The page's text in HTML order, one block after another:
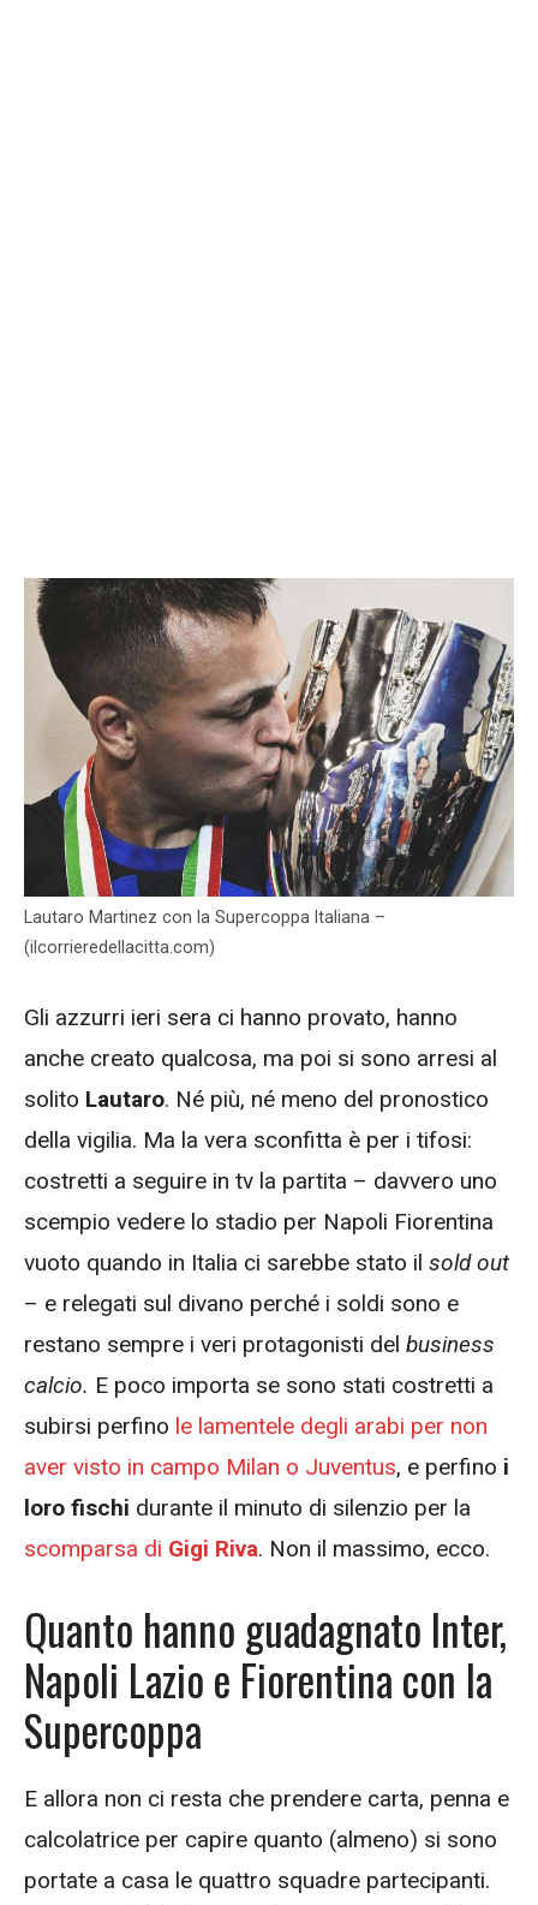
Lautaro Martinez con la Supercoppa Italiana –
(ilcorrieredellacitta.com)
Gli azzurri ieri sera ci hanno provato, hanno
anche creato qualcosa, ma poi si sono arresi al
solito Lautaro. Né più, né meno del pronostico
della vigilia. Ma la vera sconfitta è per i tifosi:
costretti a seguire in tv la partita – davvero uno
scempio vedere lo stadio per Napoli Fiorentina
vuoto quando in Italia ci sarebbe stato il sold out
– e relegati sul divano perché i soldi sono e
restano sempre i veri protagonisti del business
calcio. E poco importa se sono stati costretti a
subirsi perfino le lamentele degli arabi per non
aver visto in campo Milan o Juventus, e perfino i
loro fischi durante il minuto di silenzio per la
scomparsa di Gigi Riva. Non il massimo, ecco.
Quanto hanno guadagnato Inter,
Napoli Lazio e Fiorentina con la
Supercoppa
E allora non ci resta che prendere carta, penna e
calcolatrice per capire quanto (almeno) si sono
portate a casa le quattro squadre partecipanti.